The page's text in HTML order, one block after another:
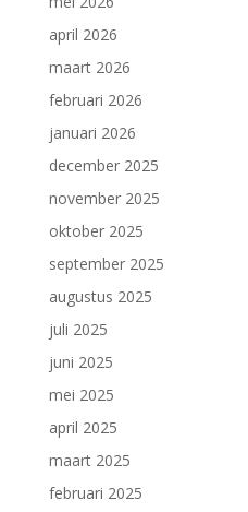
april 2026
maart 2026
februari 2026
januari 2026
december 2025
november 2025
oktober 2025
september 2025
augustus 2025
juli 2025
juni 2025
mei 2025
april 2025
maart 2025
februari 2025